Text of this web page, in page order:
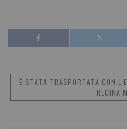
È STATA TRASPORTATA CON
REGINA